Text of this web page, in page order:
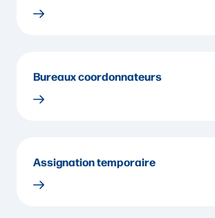
Bureaux coordonnateurs
Assignation temporaire